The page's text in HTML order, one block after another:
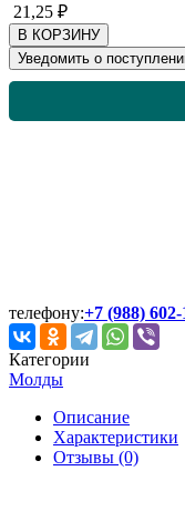
21,25 ₽
В КОРЗИНУ
Уведомить о
телефону:+7 (988) 602-
Категории
Молды
Описание
Характеристики
Отзывы (0)